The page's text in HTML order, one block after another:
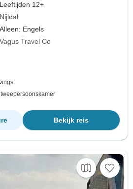
Leeftijden 12+
Nijldal
Alleen: Engels
Vagus Travel Co
Bekijk reis